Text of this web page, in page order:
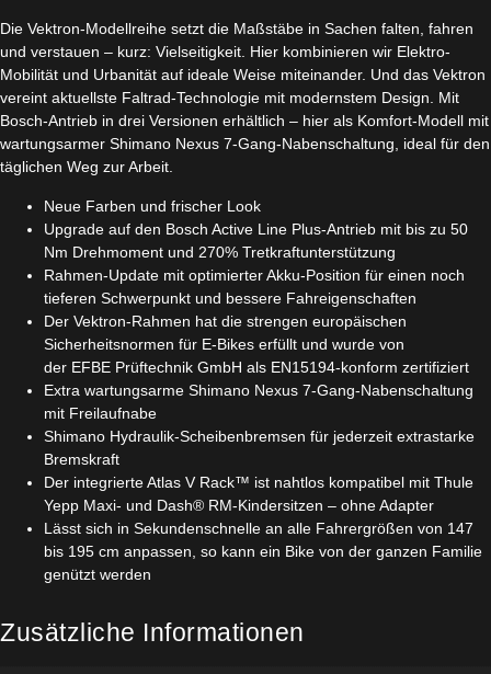
Die Vektron-Modellreihe setzt die Maßstäbe in Sachen falten, fahren
und verstauen – kurz: Vielseitigkeit. Hier kombinieren wir Elektro-
Mobilität und Urbanität auf ideale Weise miteinander. Und das Vektron
vereint aktuellste Faltrad-Technologie mit modernstem Design. Mit
Bosch-Antrieb in drei Versionen erhältlich – hier als Komfort-Modell mit
wartungsarmer Shimano Nexus 7-Gang-Nabenschaltung, ideal für den
täglichen Weg zur Arbeit.
Neue Farben und frischer Look
Upgrade auf den Bosch Active Line Plus-Antrieb mit bis zu 50
Nm Drehmoment und 270% Tretkraftunterstützung
Rahmen-Update mit optimierter Akku-Position für einen noch
tieferen Schwerpunkt und bessere Fahreigenschaften
Der Vektron-Rahmen hat die strengen europäischen
Sicherheitsnormen für E-Bikes erfüllt und wurde von
der EFBE Prüftechnik GmbH als EN15194-konform zertifiziert
Extra wartungsarme Shimano Nexus 7-Gang-Nabenschaltung
mit Freilaufnabe
Shimano Hydraulik-Scheibenbremsen für jederzeit extrastarke
Bremskraft
Der integrierte Atlas V Rack™ ist nahtlos kompatibel mit Thule
Yepp Maxi- und Dash® RM-Kindersitzen – ohne Adapter
Lässt sich in Sekundenschnelle an alle Fahrergrößen von 147
bis 195 cm anpassen, so kann ein Bike von der ganzen Familie
genützt werden
Zusätzliche Informationen